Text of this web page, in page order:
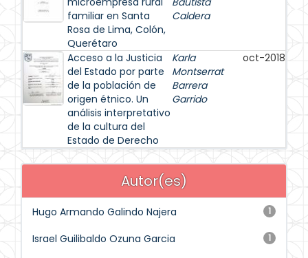
familiar en Santa
Rosa de Lima, Colón,
Querétaro
Caldera
Acceso a la Justicia
del Estado por parte
de la población de
origen étnico. Un
análisis interpretativo
de la cultura del
Estado de Derecho
Karla
Montserrat
Barrera
Garrido
oct-2018
Autor(es)
1
Hugo Armando Galindo Najera
1
Israel Guilibaldo Ozuna Garcia